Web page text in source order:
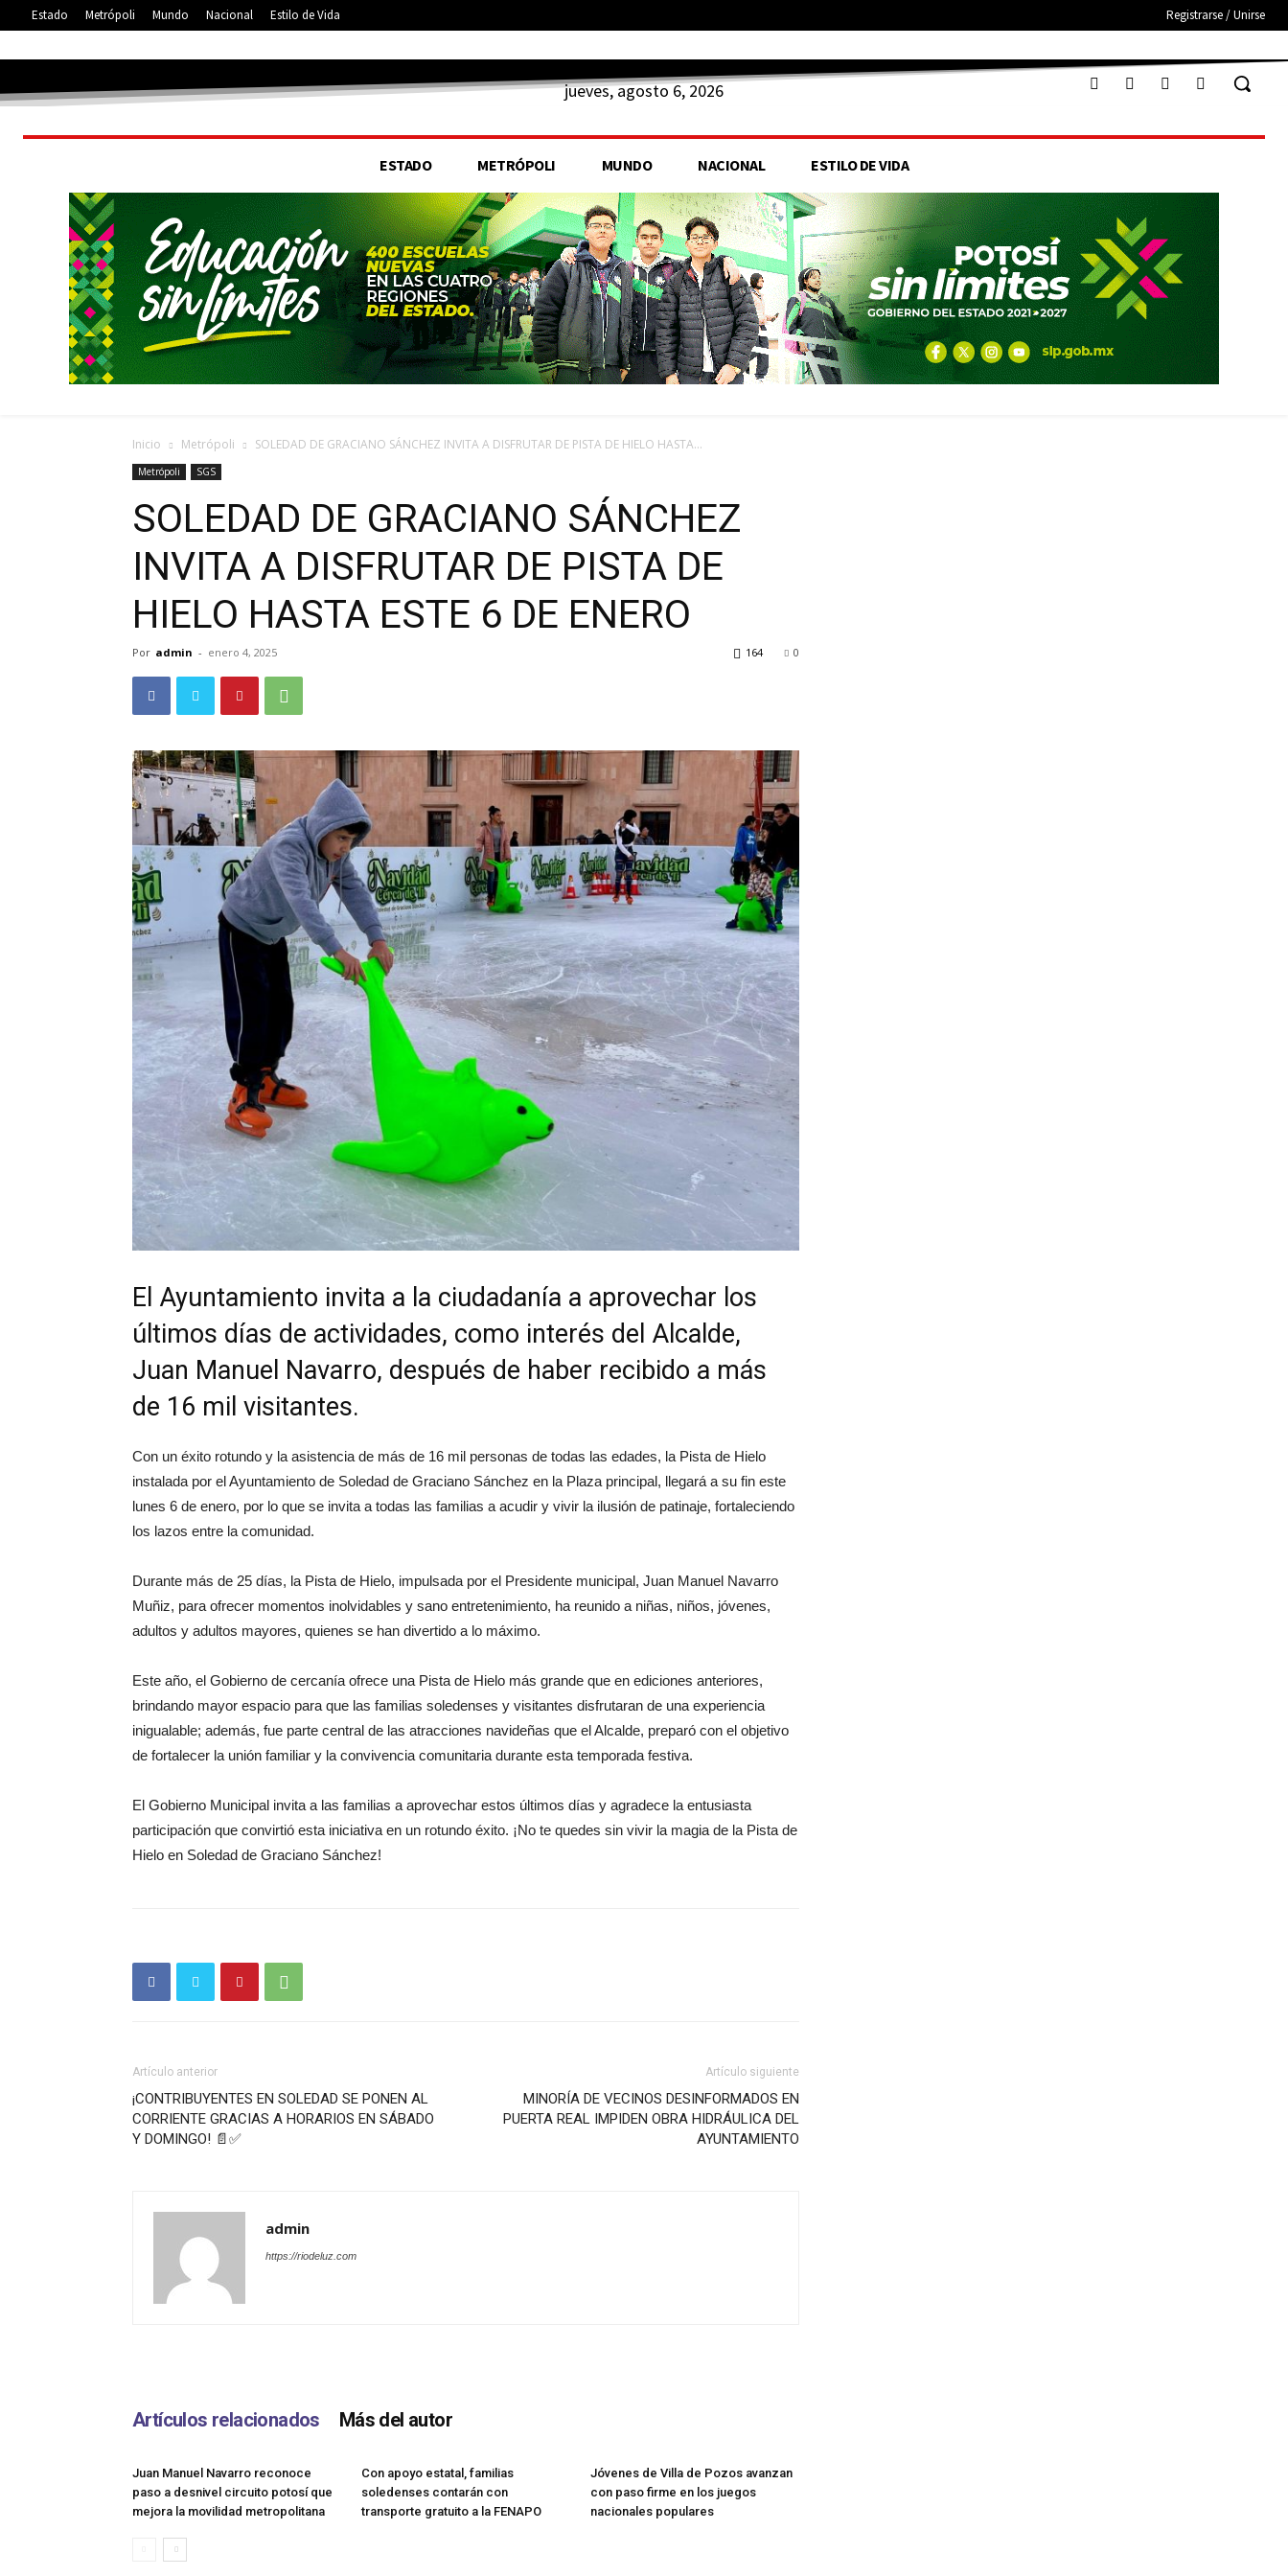
Estado Metrópoli Mundo Nacional Estilo de Vida Registrarse / Unirse
jueves, agosto 6, 2026
ESTADO METRÓPOLI MUNDO NACIONAL ESTILO DE VIDA
Inicio Metrópoli SOLEDAD DE GRACIANO SÁNCHEZ INVITA A DISFRUTAR DE PISTA DE HIELO HASTA...
Metrópoli SGS
SOLEDAD DE GRACIANO SÁNCHEZ
INVITA A DISFRUTAR DE PISTA DE
HIELO HASTA ESTE 6 DE ENERO
Por admin - enero 4, 2025 0
164
El Ayuntamiento invita a la ciudadanía a aprovechar los
últimos días de actividades, como interés del Alcalde,
Juan Manuel Navarro, después de haber recibido a más
de 16 mil visitantes.
Con un éxito rotundo y la asistencia de más de 16 mil personas de todas las edades, la Pista de Hielo
instalada por el Ayuntamiento de Soledad de Graciano Sánchez en la Plaza principal, llegará a su fin este
lunes 6 de enero, por lo que se invita a todas las familias a acudir y vivir la ilusión de patinaje, fortaleciendo
los lazos entre la comunidad.
Durante más de 25 días, la Pista de Hielo, impulsada por el Presidente municipal, Juan Manuel Navarro
Muñiz, para ofrecer momentos inolvidables y sano entretenimiento, ha reunido a niñas, niños, jóvenes,
adultos y adultos mayores, quienes se han divertido a lo máximo.
Este año, el Gobierno de cercanía ofrece una Pista de Hielo más grande que en ediciones anteriores,
brindando mayor espacio para que las familias soledenses y visitantes disfrutaran de una experiencia
inigualable; además, fue parte central de las atracciones navideñas que el Alcalde, preparó con el objetivo
de fortalecer la unión familiar y la convivencia comunitaria durante esta temporada festiva.
El Gobierno Municipal invita a las familias a aprovechar estos últimos días y agradece la entusiasta
participación que convirtió esta iniciativa en un rotundo éxito. ¡No te quedes sin vivir la magia de la Pista de
Hielo en Soledad de Graciano Sánchez!
Artículo anterior
¡CONTRIBUYENTES EN SOLEDAD SE PONEN AL
CORRIENTE GRACIAS A HORARIOS EN SÁBADO
Y DOMINGO! 📄✅
Artículo siguiente
MINORÍA DE VECINOS DESINFORMADOS EN
PUERTA REAL IMPIDEN OBRA HIDRÁULICA DEL
AYUNTAMIENTO
admin
https://riodeluz.com
Artículos relacionados Más del autor
Juan Manuel Navarro reconoce
paso a desnivel circuito potosí que
mejora la movilidad metropolitana
Con apoyo estatal, familias
soledenses contarán con
transporte gratuito a la FENAPO
Jóvenes de Villa de Pozos avanzan
con paso firme en los juegos
nacionales populares